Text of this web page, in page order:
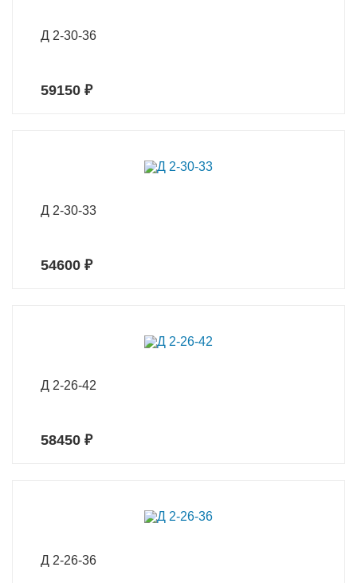
Д 2-30-36
59150 ₽
Д 2-30-33
54600 ₽
Д 2-26-42
58450 ₽
Д 2-26-36